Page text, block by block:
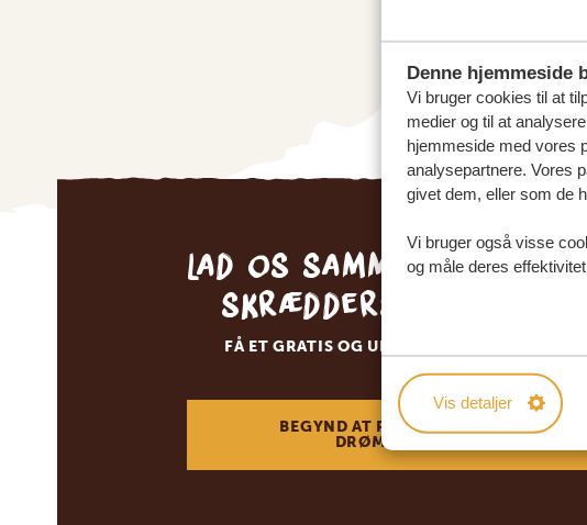
Denne hjemmeside
Vi bruger cookies til at
medier og til at
hjemmeside med vores
analysepartnere. Vores
givet dem, eller som de
Vi bruger også visse
og måle deres
Vis detaljer
Lad os sammen skabe
skræddersyede rejse
FÅ ET GRATIS OG UFORPLIGTENDE TILBUD
BEGYND AT PLANLÆGGE DIN
DRØMMEREJSE